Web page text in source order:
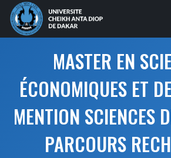
MASTER EN
ÉCONOMIQUES ET
MENTION SCIENCES
PARCOURS